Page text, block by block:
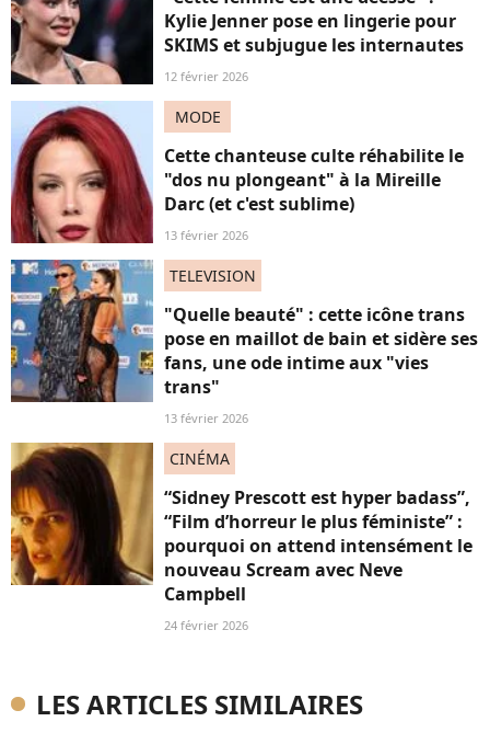
Kylie Jenner pose en lingerie pour
SKIMS et subjugue les internautes
12 février 2026
MODE
Cette chanteuse culte réhabilite le
"dos nu plongeant" à la Mireille
Darc (et c'est sublime)
13 février 2026
TELEVISION
"Quelle beauté" : cette icône trans
pose en maillot de bain et sidère ses
fans, une ode intime aux "vies
trans"
13 février 2026
CINÉMA
“Sidney Prescott est hyper badass”,
“Film d’horreur le plus féministe” :
pourquoi on attend intensément le
nouveau Scream avec Neve
Campbell
24 février 2026
LES ARTICLES SIMILAIRES